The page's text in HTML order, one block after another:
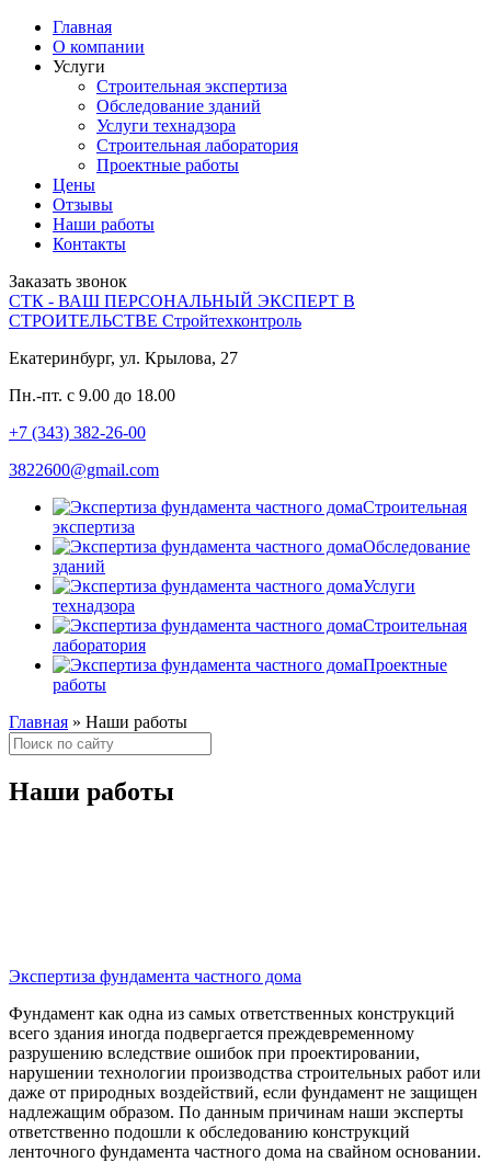
Главная
О компании
Услуги
Строительная экспертиза
Обследование зданий
Услуги технадзора
Строительная лаборатория
Проектные работы
Цены
Отзывы
Наши работы
Контакты
Заказать звонок
СТК - ВАШ ПЕРСОНАЛЬНЫЙ ЭКСПЕРТ В
СТРОИТЕЛЬСТВЕ Стройтехконтроль
Екатеринбург, ул. Крылова, 27
Пн.-пт. с 9.00 до 18.00
+7 (343) 382-26-00
3822600@gmail.com
Строительная
экспертиза
Обследование
зданий
Услуги
технадзора
Строительная
лаборатория
Проектные
работы
Главная » Наши работы
Наши работы
Экспертиза фундамента частного дома
Фундамент как одна из самых ответственных конструкций
всего здания иногда подвергается преждевременному
разрушению вследствие ошибок при проектировании,
нарушении технологии производства строительных работ или
даже от природных воздействий, если фундамент не защищен
надлежащим образом. По данным причинам наши эксперты
ответственно подошли к обследованию конструкций
ленточного фундамента частного дома на свайном основании.